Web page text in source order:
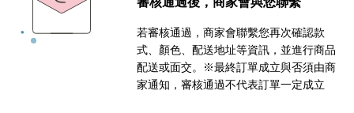
若審核通過，商家會聯繫您再次確認款
式、顏色、配送地址等資訊，並進行商品
配送或面交。※最終訂單成立與否須由商
家通知，審核通過不代表訂單一定成立